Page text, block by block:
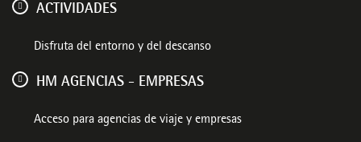
ACTIVIDADES
Disfruta del entorno y del descanso
HM AGENCIAS - EMPRESAS
Acceso para agencias de viaje y empresas